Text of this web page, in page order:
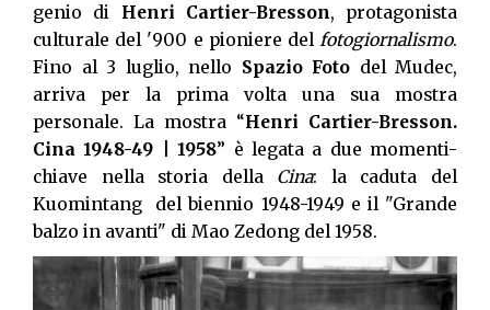
genio di Henri Cartier-Bresson, protagonista
culturale del '900 e pioniere del fotogiornalismo.
Fino al 3 luglio, nello Spazio Foto del Mudec,
arriva per la prima volta una sua mostra
personale. La mostra “Henri Cartier-Bresson.
Cina 1948-49 | 1958” è legata a due momenti-
chiave nella storia della Cina: la caduta del
Kuomintang del biennio 1948-1949 e il "Grande
balzo in avanti" di Mao Zedong del 1958.